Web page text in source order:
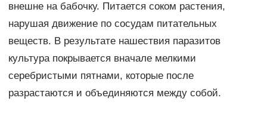
внешне на бабочку. Питается соком растения,
нарушая движение по сосудам питательных
веществ. В результате нашествия паразитов
культура покрывается вначале мелкими
серебристыми пятнами, которые после
разрастаются и объединяются между собой.